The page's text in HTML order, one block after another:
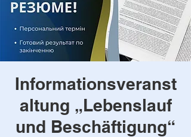
Informationsveranst
altung „Lebenslauf
und Beschäftigung“